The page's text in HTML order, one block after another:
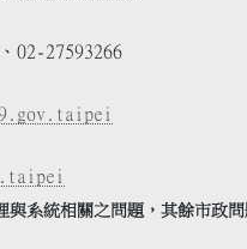
02-27593266
與系統相關之問題，其餘市政